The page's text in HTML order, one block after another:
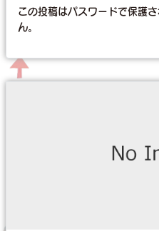
この投稿はパスワードで保護
ん。